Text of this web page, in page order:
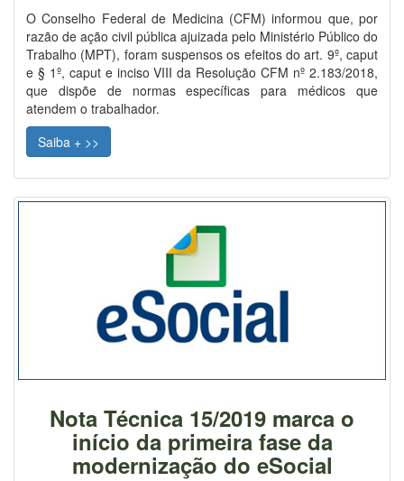
O Conselho Federal de Medicina (CFM) informou que, por
razão de ação civil pública ajuizada pelo Ministério Público do
Trabalho (MPT), foram suspensos os efeitos do art. 9º, caput
e § 1º, caput e inciso VIII da Resolução CFM nº 2.183/2018,
que dispõe de normas específicas para médicos que
atendem o trabalhador.
Saiba + >>
Nota Técnica 15/2019 marca o
início da primeira fase da
modernização do eSocial